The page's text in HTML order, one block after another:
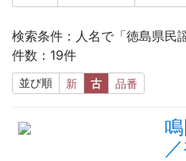
検索条件：人名で「徳島県民謡
件数：19件
並び順 新 古 品番